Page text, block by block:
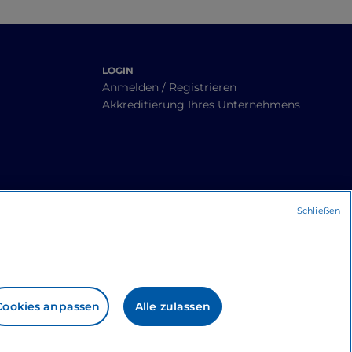
LOGIN
Anmelden / Registrieren
Akkreditierung Ihres Unternehmens
anpassen Alle zulassen
Schließen